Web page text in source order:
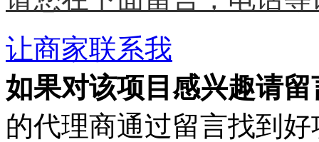
让商家联系我
如果对该项目感兴趣请留
的代理商通过留言找到